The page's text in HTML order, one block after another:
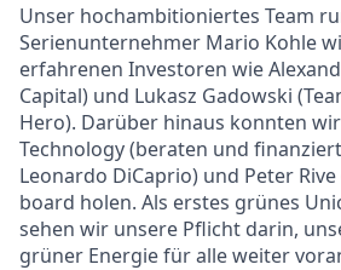
Unser hochambitioniertes Team
Serienunternehmer Mario Kohle
erfahrenen Investoren wie
Capital) und Lukasz Gadowski
Hero). Darüber hinaus konnten
Technology (beraten und
Leonardo DiCaprio) und Peter
board holen. Als erstes grünes
sehen wir unsere Pflicht darin,
grüner Energie für alle weiter